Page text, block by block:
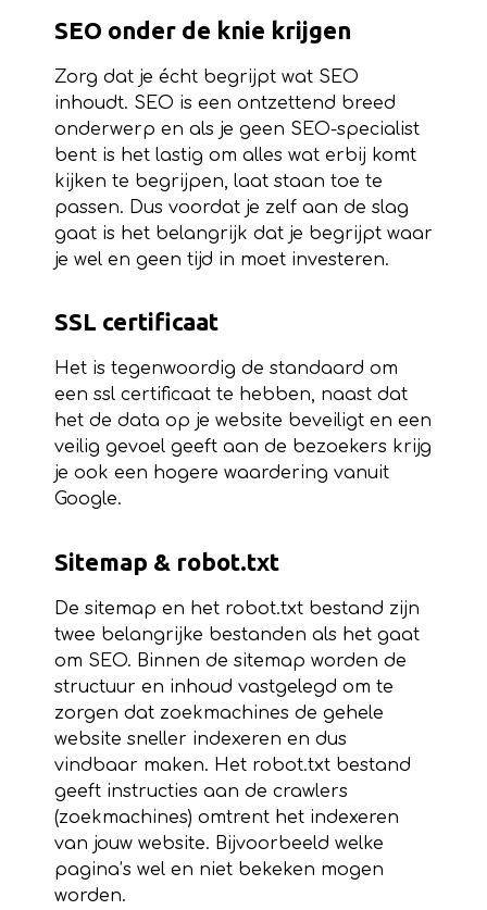
SEO onder de knie krijgen
Zorg dat je écht begrijpt wat SEO
inhoudt. SEO is een ontzettend breed
onderwerp en als je geen SEO-specialist
bent is het lastig om alles wat erbij komt
kijken te begrijpen, laat staan toe te
passen. Dus voordat je zelf aan de slag
gaat is het belangrijk dat je begrijpt waar
je wel en geen tijd in moet investeren.
SSL certificaat
Het is tegenwoordig de standaard om
een ssl certificaat te hebben, naast dat
het de data op je website beveiligt en een
veilig gevoel geeft aan de bezoekers krijg
je ook een hogere waardering vanuit
Google.
Sitemap & robot.txt
De sitemap en het robot.txt bestand zijn
twee belangrijke bestanden als het gaat
om SEO. Binnen de sitemap worden de
structuur en inhoud vastgelegd om te
zorgen dat zoekmachines de gehele
website sneller indexeren en dus
vindbaar maken. Het robot.txt bestand
geeft instructies aan de crawlers
(zoekmachines) omtrent het indexeren
van jouw website. Bijvoorbeeld welke
pagina’s wel en niet bekeken mogen
worden.